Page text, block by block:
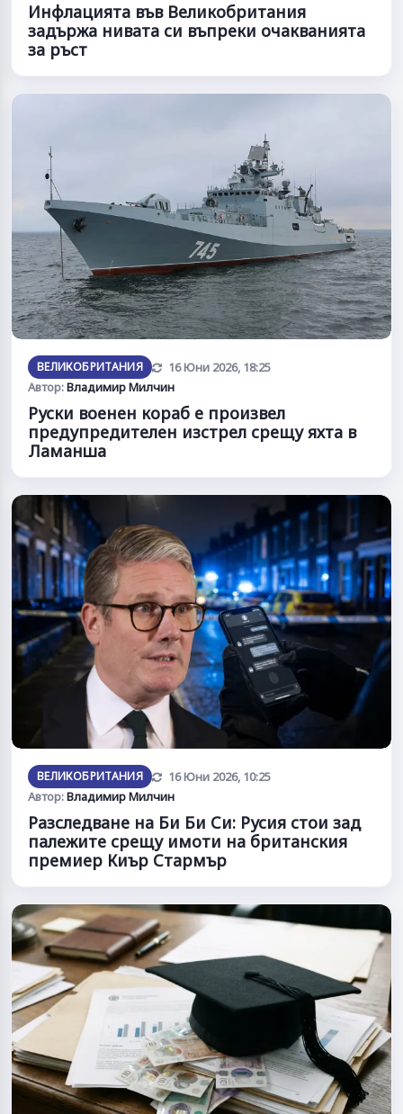
Инфлацията във Великобритания
задържа нивата си въпреки очакванията
за ръст
ВЕЛИКОБРИТАНИЯ Обновена
16 Юни 2026, 18:25
Автор:Владимир Милчин
Руски военен кораб е произвел
предупредителен изстрел срещу яхта в
Ламанша
ВЕЛИКОБРИТАНИЯ Обновена
16 Юни 2026, 10:25
Автор:Владимир Милчин
Разследване на Би Би Си: Русия стои зад
палежите срещу имоти на британския
премиер Киър Стармър